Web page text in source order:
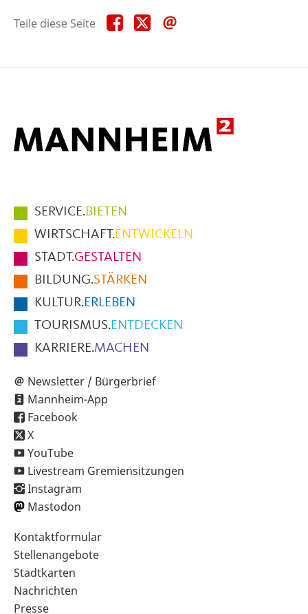
Teile diese Seite Teile
diese
Teile
diese
Hauptmenüpunkte
im
Fußbereich
der
Seite
SERVICE.BIETEN
WIRTSCHAFT.ENTWICKELN
STADT.GESTALTEN
BILDUNG.STÄRKEN
KULTUR.ERLEBEN
TOURISMUS.ENTDECKEN
KARRIERE.MACHEN
Newsletter / Bürgerbrief
Mannheim-App
Facebook
X
YouTube
Livestream Gremiensitzungen
Instagram
Mastodon
Sekundärnavigation
im
Fußbereich
Kontaktformular
Stellenangebote
Stadtkarten
Nachrichten
Presse